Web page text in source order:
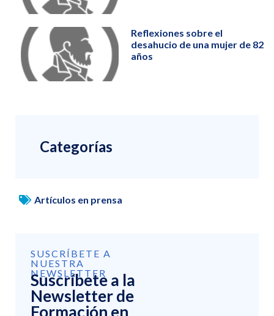
Reflexiones sobre el
desahucio de una mujer de 82
años
Categorías
Artículos en prensa
SUSCRÍBETE A
NUESTRA
NEWSLETTER
Suscríbete a la
Newsletter de
Formación en